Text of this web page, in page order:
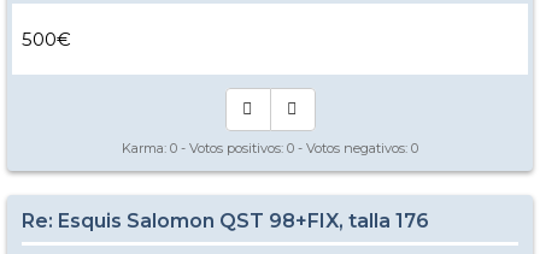
500€
Karma: 0 - Votos positivos: 0 - Votos negativos: 0
Re: Esquis Salomon QST 98+FIX, talla 176